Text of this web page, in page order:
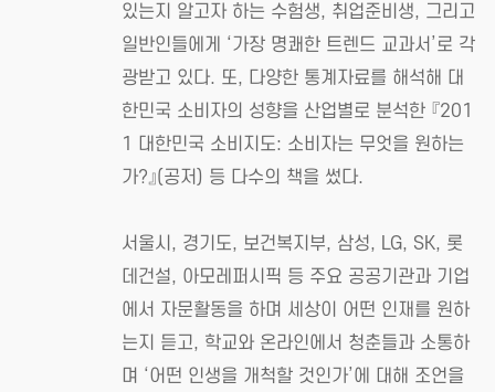
있는지 알고자 하는 수험생, 취업준비생, 그리고
일반인들에게 ‘가장 명쾌한 트렌드 교과서’로 각
광받고 있다. 또, 다양한 통계자료를 해석해 대
한민국 소비자의 성향을 산업별로 분석한 『201
1 대한민국 소비지도: 소비자는 무엇을 원하는
가?』(공저) 등 다수의 책을 썼다.
서울시, 경기도, 보건복지부, 삼성, LG, SK, 롯
데건설, 아모레퍼시픽 등 주요 공공기관과 기업
에서 자문활동을 하며 세상이 어떤 인재를 원하
는지 듣고, 학교와 온라인에서 청춘들과 소통하
며 ‘어떤 인생을 개척할 것인가’에 대해 조언을